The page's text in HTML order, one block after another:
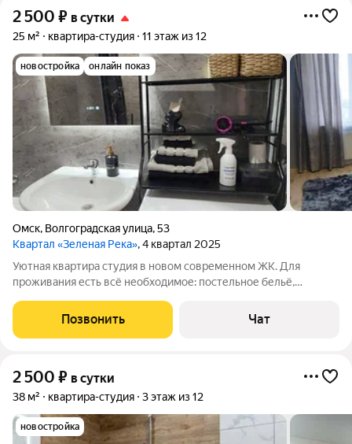
2 500 ₽ в сутки
25 м² квартира-студия 11 этаж из 12
новостройка онлайн показ
Омск, Волгоградская улица,53
Квартал «Зеленая Река», 4 квартал 2025
Уютная квартира студия в новом современном ЖК. Для
проживания есть всё необходимое: постельное бельё,
интернет. Свежий ремонт . Двуспальный диван, обеденная
зона, стол для работы
Позвонить Чат
2 500 ₽ в сутки
38 м² квартира-студия 3 этаж из 12
новостройка